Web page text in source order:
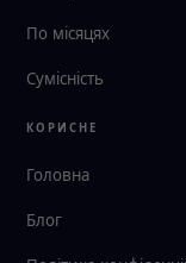
По місяцях
Сумісність
КОРИСНЕ
Головна
Блог